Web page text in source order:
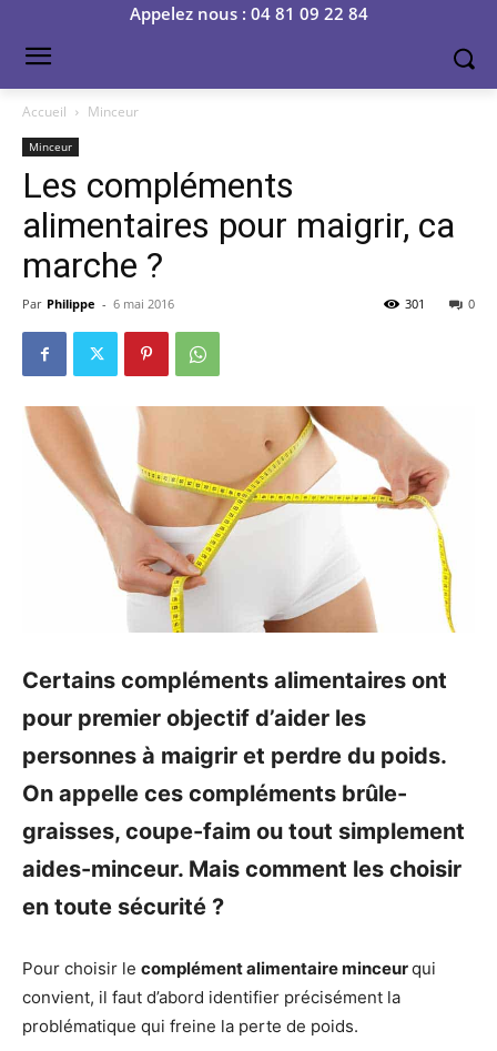
Appelez nous : 04 81 09 22 84
Accueil Minceur
Minceur
Les compléments
alimentaires pour maigrir, ca
marche ?
Par Philippe - 6 mai 2016 0
301
Certains compléments alimentaires ont
pour premier objectif d’aider les
personnes à maigrir et perdre du poids.
On appelle ces compléments brûle-
graisses, coupe-faim ou tout simplement
aides-minceur. Mais comment les choisir
en toute sécurité ?
Pour choisir le complément alimentaire minceurqui
convient, il faut d’abord identifier précisément la
problématique qui freine la perte de poids.